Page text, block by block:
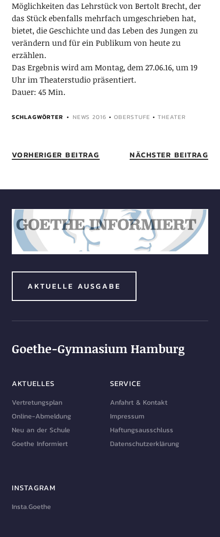
Möglichkeiten das Lehrstück von Bertolt Brecht, der
das Stück ebenfalls mehrfach umgeschrieben hat,
bietet, die Geschichte und das Leben des Jungen zu
verändern und für ein Publikum von heute zu
erzählen.
Das Ergebnis wird am Montag, dem 27.06.16, um 19
Uhr im Theaterstudio präsentiert.
Dauer: 45 Min.
SCHLAGWÖRTER NEWS 2016 • OBERSTUFE • THEATER
VORHERIGER BEITRAG NÄCHSTER BEITRAG
AKTUELLE AUSGABE
Goethe-Gymnasium Hamburg
AKTUELLES
Vertretungsplan
Online-Abmeldung
Neu an der Schule
Goethe Informiert
SERVICE
Anfahrt & Kontakt
Impressum
Haftungsausschluss
Datenschutzerklärung
INSTAGRAM
Insta.Goethe